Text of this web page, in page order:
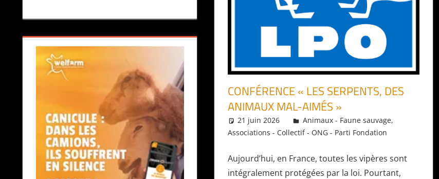
CONFÉRENCE « LES SERPENTS, DES
ANIMAUX MAL-AIMÉS »
21 juin 2026 Daniel
Animaux - Faune sauvage,
Associations - Collectif - ONG - Parti Fondation
Aujourd’hui, en France, toutes les vipères sont
intégralement protégées par la loi. Pourtant,